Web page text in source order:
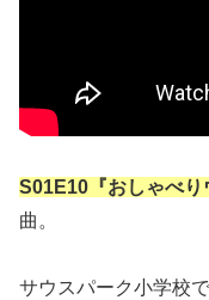
S01E10『おしゃべり
曲。
サウスパーク小学校